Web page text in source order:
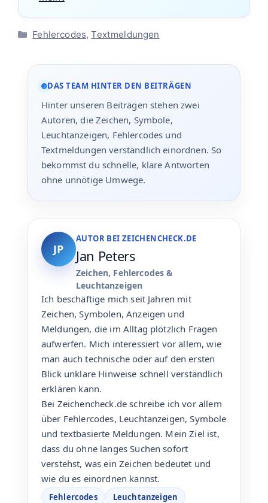
Kategorien
Fehlercodes,Textmeldungen
DAS TEAM HINTER DEN BEITRÄGEN
Hinter unseren Beiträgen stehen zwei
Autoren, die Zeichen, Symbole,
Leuchtanzeigen, Fehlercodes und
Textmeldungen verständlich einordnen. So
bekommst du schnelle, klare Antworten
ohne unnötige Umwege.
JP
AUTOR BEI ZEICHENCHECK.DE
Jan Peters
Zeichen, Fehlercodes &
Leuchtanzeigen
Ich beschäftige mich seit Jahren mit
Zeichen, Symbolen, Anzeigen und
Meldungen, die im Alltag plötzlich Fragen
aufwerfen. Mich interessiert vor allem, wie
man auch technische oder auf den ersten
Blick unklare Hinweise schnell verständlich
erklären kann.
Bei Zeichencheck.de schreibe ich vor allem
über Fehlercodes, Leuchtanzeigen, Symbole
und textbasierte Meldungen. Mein Ziel ist,
dass du ohne langes Suchen sofort
verstehst, was ein Zeichen bedeutet und
wie du es einordnen kannst.
Fehlercodes Leuchtanzeigen